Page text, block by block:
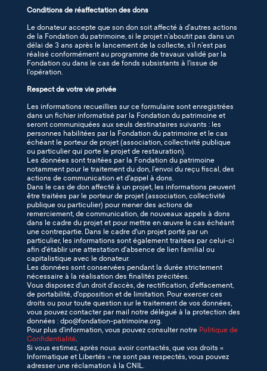
Conditions de réaffectation des dons
Le donateur accepte que son don soit affecté à d’autres actions
de la Fondation du patrimoine, si le projet n’aboutit pas dans un
délai de 3 ans après le lancement de la collecte, s’il n’est pas
réalisé conformément au programme de travaux validé par la
Fondation ou dans le cas de fonds subsistants à l’issue de
l’opération.
Respect de votre vie privée
Les informations recueillies sur ce formulaire sont enregistrées
dans un fichier informatisé par la Fondation du patrimoine et
seront communiquées aux seuls destinataires suivants : les
personnes habilitées par la Fondation du patrimoine et le cas
échéant le porteur de projet (association, collectivité publique
ou particulier qui porte le projet de restauration).
Les données sont traitées par la Fondation du patrimoine
notamment pour le traitement du don, l’envoi du reçu fiscal, des
actions de communication et d’appel à dons.
Dans le cas de don affecté à un projet, les informations peuvent
être traitées par le porteur de projet (association, collectivité
publique ou particulier) pour mener des actions de
remerciement, de communication, de nouveaux appels à dons
dans le cadre du projet et pour mettre en œuvre le cas échéant
une contrepartie. Dans le cadre d'un projet porté par un
particulier, les informations sont également traitées par celui-ci
afin d'établir une attestation d'absence de lien familial ou
capitalistique avec le donateur.
Les données sont conservées pendant la durée strictement
nécessaire à la réalisation des finalités précitées.
Vous disposez d’un droit d’accès, de rectification, d’effacement,
de portabilité, d'opposition et de limitation. Pour exercer ces
droits ou pour toute question sur le traitement de vos données,
vous pouvez contacter par mail notre délégué à la protection des
données : dpo@fondation-patrimoine.org.
Pour plus d’information, vous pouvez consulter notre Politique de
Confidentialité.
Si vous estimez, après nous avoir contactés, que vos droits «
Informatique et Libertés » ne sont pas respectés, vous pouvez
adresser une réclamation à la CNIL.